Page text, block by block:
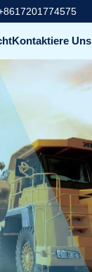
Kontaktiere Uns